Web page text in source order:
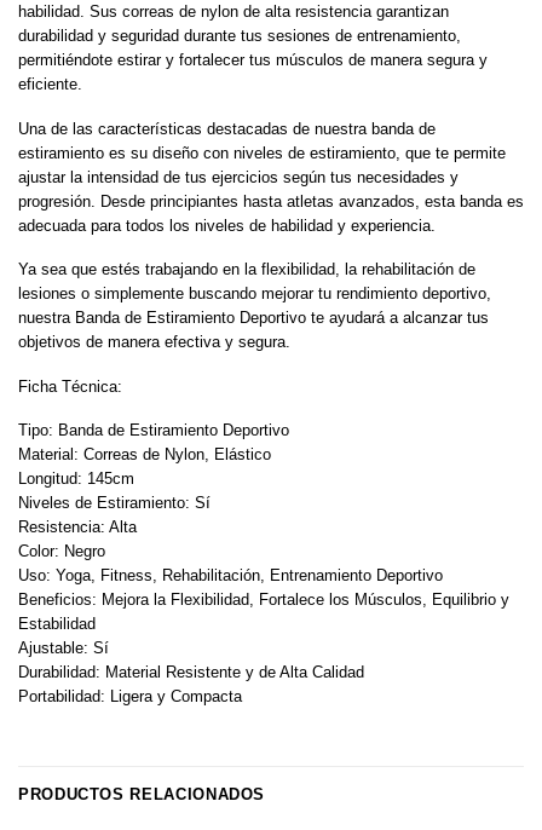
habilidad. Sus correas de nylon de alta resistencia garantizan
durabilidad y seguridad durante tus sesiones de entrenamiento,
permitiéndote estirar y fortalecer tus músculos de manera segura y
eficiente.
Una de las características destacadas de nuestra banda de
estiramiento es su diseño con niveles de estiramiento, que te permite
ajustar la intensidad de tus ejercicios según tus necesidades y
progresión. Desde principiantes hasta atletas avanzados, esta banda es
adecuada para todos los niveles de habilidad y experiencia.
Ya sea que estés trabajando en la flexibilidad, la rehabilitación de
lesiones o simplemente buscando mejorar tu rendimiento deportivo,
nuestra Banda de Estiramiento Deportivo te ayudará a alcanzar tus
objetivos de manera efectiva y segura.
Ficha Técnica:
Tipo: Banda de Estiramiento Deportivo
Material: Correas de Nylon, Elástico
Longitud: 145cm
Niveles de Estiramiento: Sí
Resistencia: Alta
Color: Negro
Uso: Yoga, Fitness, Rehabilitación, Entrenamiento Deportivo
Beneficios: Mejora la Flexibilidad, Fortalece los Músculos, Equilibrio y
Estabilidad
Ajustable: Sí
Durabilidad: Material Resistente y de Alta Calidad
Portabilidad: Ligera y Compacta
PRODUCTOS RELACIONADOS